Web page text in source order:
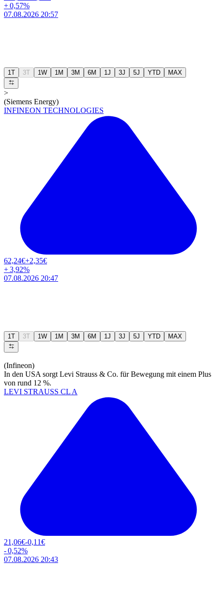
+0,57%
07.08.2026 20:57
1T 3T 1W 1M 3M 6M 1J 3J 5J YTD MAX
>
(Siemens Energy)
INFINEON TECHNOLOGIES
62,24€+2,35€
+3,92%
07.08.2026 20:47
1T 3T 1W 1M 3M 6M 1J 3J 5J YTD MAX
(Infineon)
In den USA sorgt Levi Strauss & Co. für Bewegung mit einem Plus
von rund 12 %.
LEVI STRAUSS CL A
21,06€-0,11€
-0,52%
07.08.2026 20:43